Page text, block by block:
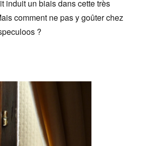
induit un biais dans cette très
comment ne pas y goûter chez
?